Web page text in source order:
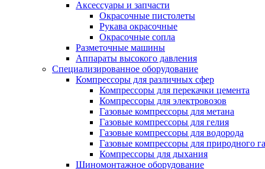
Аксессуары и запчасти
Окрасочные пистолеты
Рукава окрасочные
Окрасочные сопла
Разметочные машины
Аппараты высокого давления
Специализированное оборудование
Компрессоры для различных сфер
Компрессоры для перекачки цемента
Компрессоры для электровозов
Газовые компрессоры для метана
Газовые компрессоры для гелия
Газовые компрессоры для водорода
Газовые компрессоры для природного
Компрессоры для дыхания
Шиномонтажное оборудование